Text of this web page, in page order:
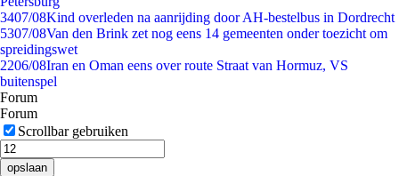
3407/08Kind overleden na aanrijding door AH-bestelbus in Dordrecht
5307/08Van den Brink zet nog eens 14 gemeenten onder toezicht om
spreidingswet
2206/08Iran en Oman eens over route Straat van Hormuz, VS
buitenspel
Forum
Forum
Scrollbar gebruiken
opslaan